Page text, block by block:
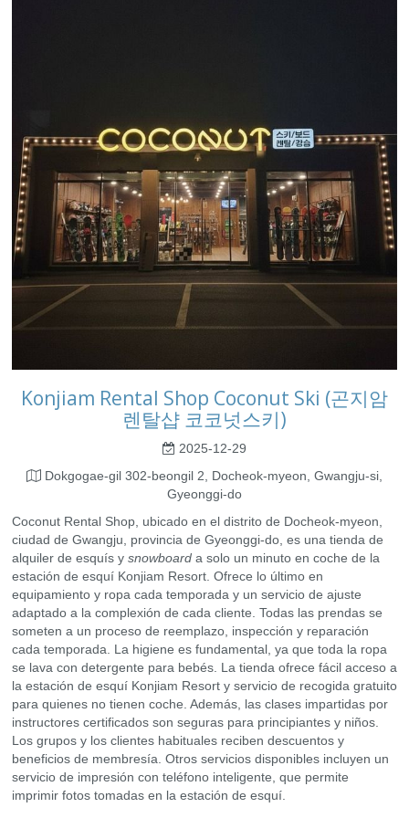
Konjiam Rental Shop Coconut Ski (곤지암
렌탈샵 코코넛스키)
2025-12-29
Dokgogae-gil 302-beongil 2, Docheok-myeon, Gwangju-si,
Gyeonggi-do
Coconut Rental Shop, ubicado en el distrito de Docheok-myeon,
ciudad de Gwangju, provincia de Gyeonggi-do, es una tienda de
alquiler de esquís y snowboard a solo un minuto en coche de la
estación de esquí Konjiam Resort. Ofrece lo último en
equipamiento y ropa cada temporada y un servicio de ajuste
adaptado a la complexión de cada cliente. Todas las prendas se
someten a un proceso de reemplazo, inspección y reparación
cada temporada. La higiene es fundamental, ya que toda la ropa
se lava con detergente para bebés. La tienda ofrece fácil acceso a
la estación de esquí Konjiam Resort y servicio de recogida gratuito
para quienes no tienen coche. Además, las clases impartidas por
instructores certificados son seguras para principiantes y niños.
Los grupos y los clientes habituales reciben descuentos y
beneficios de membresía. Otros servicios disponibles incluyen un
servicio de impresión con teléfono inteligente, que permite
imprimir fotos tomadas en la estación de esquí.